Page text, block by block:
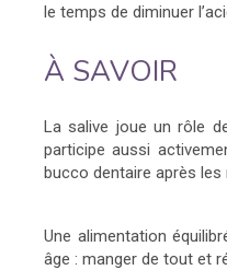
le temps de diminuer
À SAVOIR
La salive joue un rôle
participe aussi
bucco dentaire après les
Une alimentation
âge : manger de tout et